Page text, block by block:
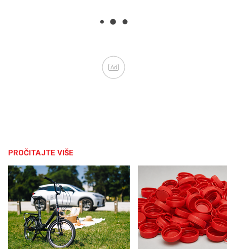
Ad
PROČITAJTE VIŠE